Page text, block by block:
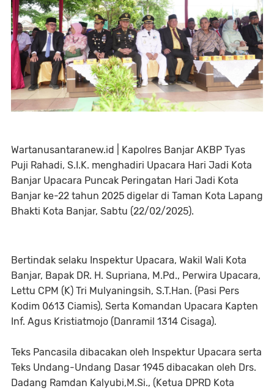
Wartanusantaranew.id | Kapolres Banjar AKBP Tyas
Puji Rahadi, S.I.K. menghadiri Upacara Hari Jadi Kota
Banjar Upacara Puncak Peringatan Hari Jadi Kota
Banjar ke-22 tahun 2025 digelar di Taman Kota Lapang
Bhakti Kota Banjar, Sabtu (22/02/2025).
Bertindak selaku Inspektur Upacara, Wakil Wali Kota
Banjar, Bapak DR. H. Supriana, M.Pd., Perwira Upacara,
Lettu CPM (K) Tri Mulyaningsih, S.T.Han. (Pasi Pers
Kodim 0613 Ciamis), Serta Komandan Upacara Kapten
Inf. Agus Kristiatmojo (Danramil 1314 Cisaga).
Teks Pancasila dibacakan oleh Inspektur Upacara serta
Teks Undang-Undang Dasar 1945 dibacakan oleh Drs.
Dadang Ramdan Kalyubi,M.Si., (Ketua DPRD Kota